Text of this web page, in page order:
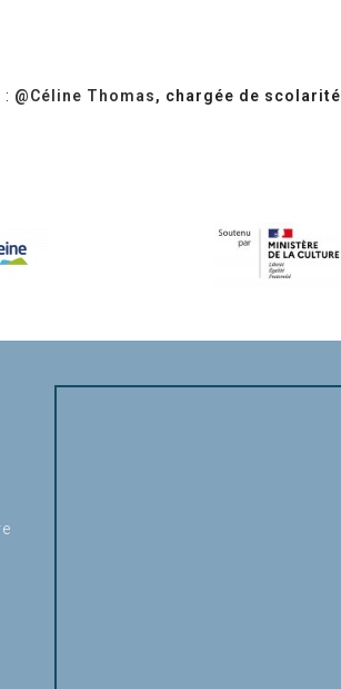
: @Céline Thomas, chargée de scolarité